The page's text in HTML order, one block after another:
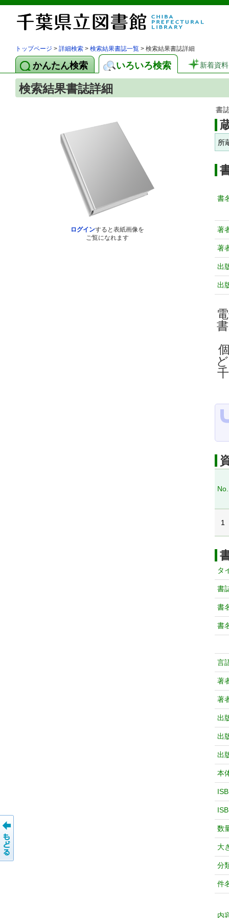
トップページ > 詳細検索 > 検索結果書誌一覧 > 検索結果書誌詳細
かんたん検索 いろいろ検索 新着資料
検索結果書誌詳細
ログインすると表紙画像を
ご覧になれます
書
所
書
著
著
出
出
No.
1
タ
書
書
書
言
著
著
出
出
出
本
数
大
分
件
内